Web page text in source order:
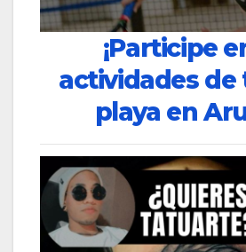
¡Participe
actividades de
playa en